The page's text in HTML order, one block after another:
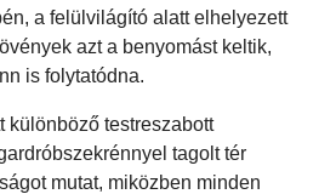
a felülvilágító alatt elhelyezett
azt a benyomást keltik,
is folytatódna.
különböző testreszabott
tagolt tér
mutat, miközben minden